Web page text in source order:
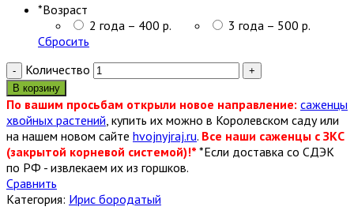
*Возраст
2 года – 400 р.
3 года – 500 р.
Сбросить
Количество
В корзину
По вашим просьбам открыли новое направление: саженцы
хвойных растений , купить их можно в Королевском саду или
на нашем новом сайте hvojnyjraj.ru. Все наши саженцы с ЗКС
(закрытой корневой системой)!* *Если доставка со СДЭК
по РФ - извлекаем их из горшков.
Сравнить
Категория: Ирис бородатый